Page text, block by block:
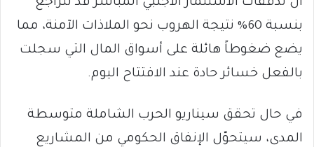
بنسبة 60% نتيجة الهروب نحو الملاذات الآمنة، مما
يضع ضغوطاً هائلة على أسواق المال التي سجلت
بالفعل خسائر حادة عند الافتتاح اليوم.
​في حال تحقق سيناريو الحرب الشاملة متوسطة
المدى، سيتحوّل الإنفاق الحكومي من المشاريع